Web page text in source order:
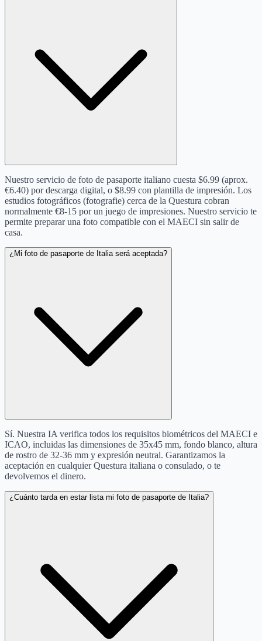
Nuestro servicio de foto de pasaporte italiano cuesta $6.99 (aprox.
€6.40) por descarga digital, o $8.99 con plantilla de impresión. Los
estudios fotográficos (fotografie) cerca de la Questura cobran
normalmente €8-15 por un juego de impresiones. Nuestro servicio te
permite preparar una foto compatible con el MAECI sin salir de
casa.
¿Mi foto de pasaporte de Italia será aceptada?
Sí. Nuestra IA verifica todos los requisitos biométricos del MAECI e
ICAO, incluidas las dimensiones de 35x45 mm, fondo blanco, altura
de rostro de 32-36 mm y expresión neutral. Garantizamos la
aceptación en cualquier Questura italiana o consulado, o te
devolvemos el dinero.
¿Cuánto tarda en estar lista mi foto de pasaporte de Italia?